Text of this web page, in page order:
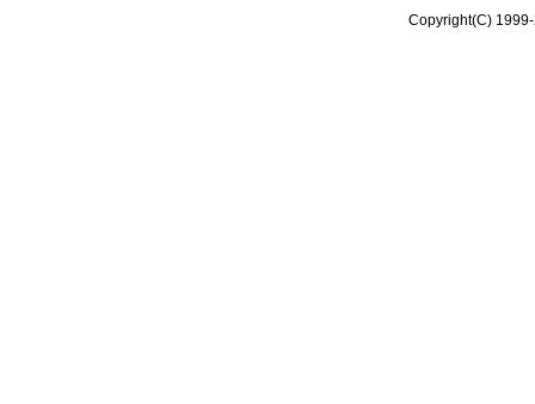
Copyright(C)